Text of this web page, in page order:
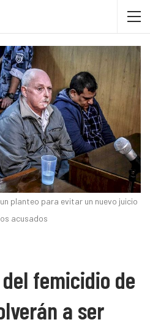
planteo para evitar un nuevo juicio
acusados
femicidio de
a ser